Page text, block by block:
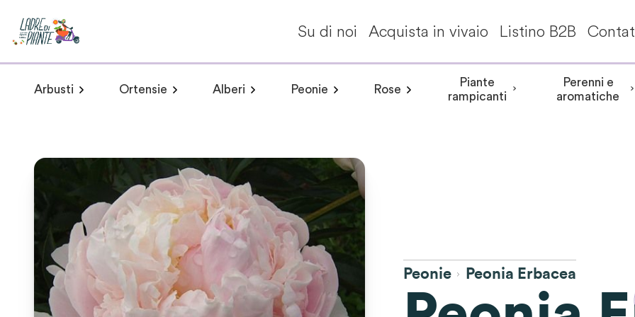
Su di noi Acquista in vivaio Listino B2B
ArbustiArbusti a fioritura primaverileArbusti a fioritura invernale
Conifere Piante da interni - Piante da
Arbusti a
OrtensieHydrangea arborescensHydrangea aspera Hydrangea involucrataHydrangea
Alberi Plumeria Frangipane pomeliaAceri giapponesi Alberi per climi miti
PeoniePeonia arbustiva Peonia Erbacea Peonia Itoh
Rose Rosa rampicante Rosa cespuglio
Piante
rampicanti
Akebia Aristolochia
Perenni e
aromatiche
Peonie Peonia Erbacea